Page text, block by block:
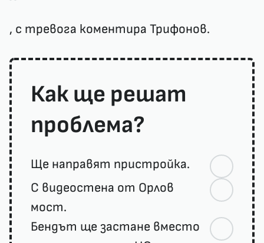
, с тревога коментира Трифонов.
Как ще решат
проблема?
Ще направят пристройка.
С видеостена от Орлов
мост.
Бендът ще застане вместо